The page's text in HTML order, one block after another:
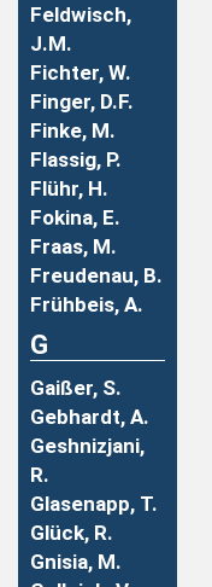
Feldwisch,
J.M.
Fichter, W.
Finger, D.F.
Finke, M.
Flassig, P.
Flühr, H.
Fokina, E.
Fraas, M.
Freudenau, B.
Frühbeis, A.
G
Gaißer, S.
Gebhardt, A.
Geshnizjani,
R.
Glasenapp, T.
Glück, R.
Gnisia, M.